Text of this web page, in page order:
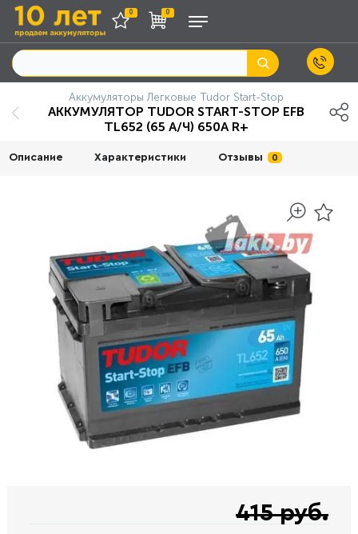
0 0
Аккумуляторы Легковые Tudor Start-Stop
АККУМУЛЯТОР TUDOR START-STOP EFB
TL652 (65 А/Ч) 650A R+
Описание Характеристики Отзывы 0
415 руб.